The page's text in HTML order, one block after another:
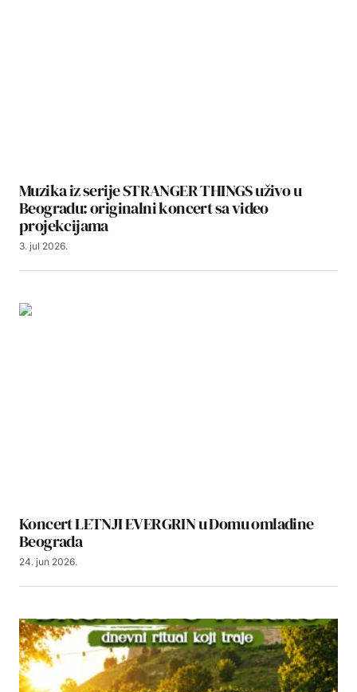
Muzika iz serije STRANGER THINGS uživo u
Beogradu: originalni koncert sa video
projekcijama
3. jul 2026.
Koncert LETNJI EVERGRIN u Domu omladine
Beograda
24. jun 2026.